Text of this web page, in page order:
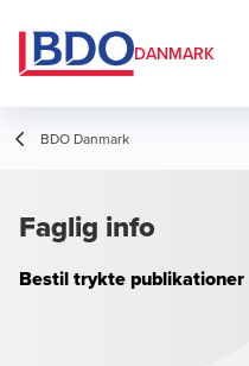
DANMARK
BDO Danmark
Faglig info
Bestil trykte publikationer